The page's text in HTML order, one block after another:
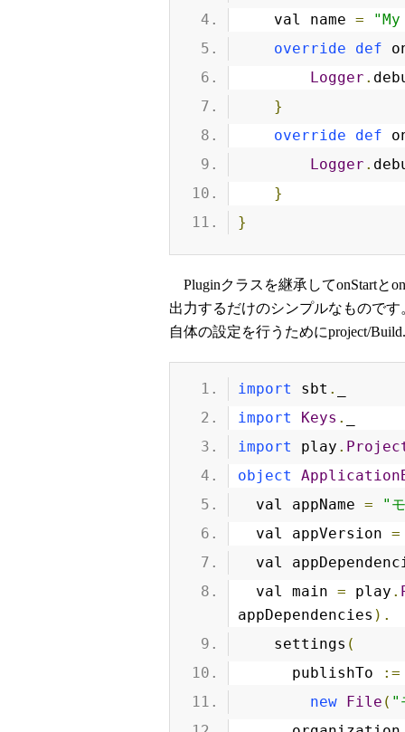
    val name
=
override
def
Logger .
}
override
def
Logger .
}
}
Pluginクラスを継承してonStartと
出力するだけのシンプルなもので
自体の設定を行うためにproject/
import sbt .
import
Keys .
import
play .
object
  val appName
=
"
  val appVersion
=
val
  val main
= play .
appDependencies ).
    settings
(
      publishTo
:=
new File ( "